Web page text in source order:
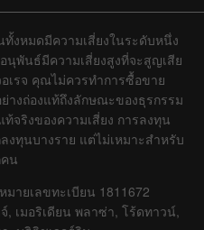
ทั้งหมดมีความเสี่ยงในระดับหนึ่ง
พันธ์มีความเสี่ยงสูงที่จะสูญเสีย
อเรจ คุณไม่ควรทำการซื้อขาย
างถ่องแท้ถึงลักษณะของธุรกรรม
จริงของความเสี่ยง การลงทุน
งทุนบางราย แต่ไม่เหมาะสำหรับ
น
ายเลขทะเบียน 1811672
, เมอริเดียน พลาซ่า, โร้ดทาวน์,